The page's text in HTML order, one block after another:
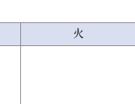
火